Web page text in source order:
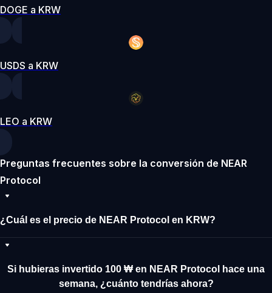
DOGE a KRW
USDS a KRW
LEO a KRW
Preguntas frecuentes sobre la conversión de NEAR
Protocol
¿Cuál es el precio de NEAR Protocol en KRW?
Si hubieras invertido 100 ₩ en NEAR Protocol hace una
semana, ¿cuánto tendrías ahora?